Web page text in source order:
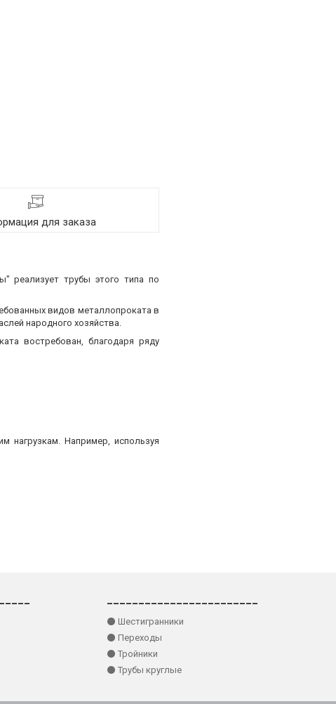
для заказа
реализует трубы этого типа по
видов металлопроката в
народного хозяйства.
востребован, благодаря ряду
нагрузкам. Например, используя
⚫ Шестигранники
⚫ Переходы
⚫ Тройники
⚫ Трубы круглые